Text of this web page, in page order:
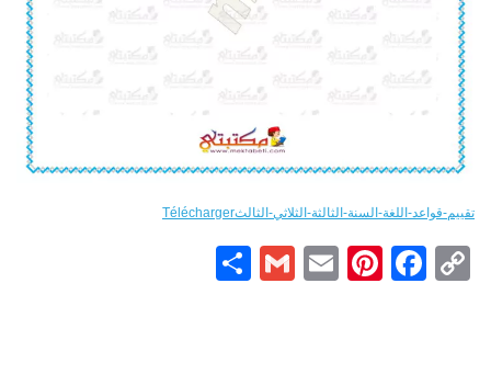
تقييم-قواعد-اللغة-السنة-الثالثة-الثلاثي-الثالثTélécharger
Copy
Facebook
Pinterest
Email
Gmail